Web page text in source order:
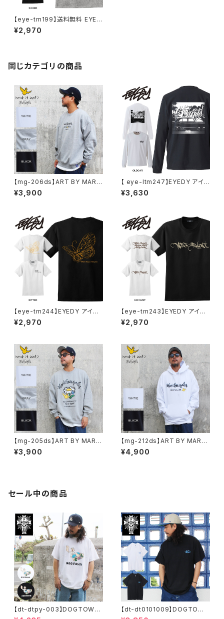
【eye-tm199】送料無料 EYED
Y アイディー メンズ SOBER 半
袖 tシャツ ブランド 大きいサイ
¥2,970
同じカテゴリの商品
【mg-206ds】ART BY MARK
GONZALE ( What it isNt ワッ
トイットイズント) アートバイ マ
¥3,900
【 eye-ltm247】EYEDY アイデ
ィー 大きいサイズ メンズ ロング
Tシャツ GOD IS DEAD ロンT
HITE BLACK ホワイト ブラック
¥3,630
【eye-tm244】EYEDY アイデ
ィー BITTER ショートスリーブ
Tシャツ 大きいサイズ WHTIE
¥2,970
【eye-tm243】EYEDY アイデ
ィー UBITTER ショートスリー
ブTシャツ 大きいサイズ WHTI
¥2,970
【mg-205ds】ART BY MARK
GONZALE ( What it isNt ワッ
トイットイズント) アートバイ マ
¥3,900
【mg-212ds】ART BY MARK
GONZALE ( What it isNt ワッ
トイットイズント) アートバイ マ
¥4,900
セール中の商品
【dt-dtpy-003】DOGTOWN
ドッグタウン POPEYE SKATE
【dt-dt0101009】DOGTOWN
ドッグタウン D.T.S. POCKET